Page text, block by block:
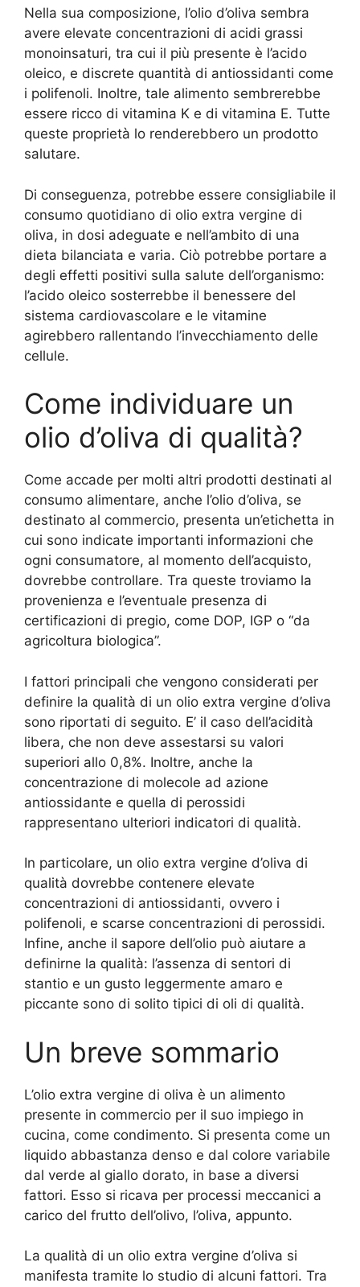
Nella sua composizione, l’olio d’oliva sembra
avere elevate concentrazioni di acidi grassi
monoinsaturi, tra cui il più presente è l’acido
oleico, e discrete quantità di antiossidanti come
i polifenoli. Inoltre, tale alimento sembrerebbe
essere ricco di vitamina K e di vitamina E. Tutte
queste proprietà lo renderebbero un prodotto
salutare.
Di conseguenza, potrebbe essere consigliabile il
consumo quotidiano di olio extra vergine di
oliva, in dosi adeguate e nell’ambito di una
dieta bilanciata e varia. Ciò potrebbe portare a
degli effetti positivi sulla salute dell’organismo:
l’acido oleico sosterrebbe il benessere del
sistema cardiovascolare e le vitamine
agirebbero rallentando l’invecchiamento delle
cellule.
Come individuare un
olio d’oliva di qualità?
Come accade per molti altri prodotti destinati al
consumo alimentare, anche l’olio d’oliva, se
destinato al commercio, presenta un’etichetta in
cui sono indicate importanti informazioni che
ogni consumatore, al momento dell’acquisto,
dovrebbe controllare. Tra queste troviamo la
provenienza e l’eventuale presenza di
certificazioni di pregio, come DOP, IGP o “da
agricoltura biologica”.
I fattori principali che vengono considerati per
definire la qualità di un olio extra vergine d’oliva
sono riportati di seguito. E’ il caso dell’acidità
libera, che non deve assestarsi su valori
superiori allo 0,8%. Inoltre, anche la
concentrazione di molecole ad azione
antiossidante e quella di perossidi
rappresentano ulteriori indicatori di qualità.
In particolare, un olio extra vergine d’oliva di
qualità dovrebbe contenere elevate
concentrazioni di antiossidanti, ovvero i
polifenoli, e scarse concentrazioni di perossidi.
Infine, anche il sapore dell’olio può aiutare a
definirne la qualità: l’assenza di sentori di
stantio e un gusto leggermente amaro e
piccante sono di solito tipici di oli di qualità.
Un breve sommario
L’olio extra vergine di oliva è un alimento
presente in commercio per il suo impiego in
cucina, come condimento. Si presenta come un
liquido abbastanza denso e dal colore variabile
dal verde al giallo dorato, in base a diversi
fattori. Esso si ricava per processi meccanici a
carico del frutto dell’olivo, l’oliva, appunto.
La qualità di un olio extra vergine d’oliva si
manifesta tramite lo studio di alcuni fattori. Tra